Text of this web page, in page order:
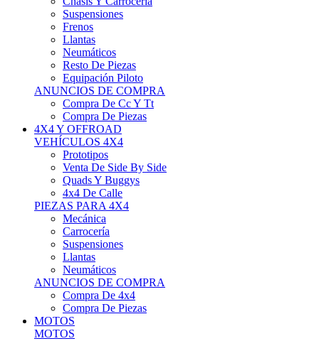
Frenos
Llantas
Neumáticos
Resto De Piezas
Equipación Piloto
ANUNCIOS DE COMPRA
Compra De Cc Y Tt
Compra De Piezas
4X4 Y OFFROAD
VEHÍCULOS 4X4
Prototipos
Venta De Side By Side
Quads Y Buggys
4x4 De Calle
PIEZAS PARA 4X4
Mecánica
Carrocería
Suspensiones
Llantas
Neumáticos
ANUNCIOS DE COMPRA
Compra De 4x4
Compra De Piezas
MOTOS
MOTOS
Motos De Circuito